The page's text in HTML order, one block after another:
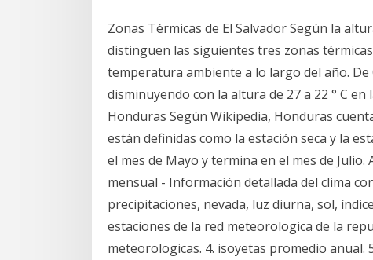
Zonas Térmicas de El Salvador Según la
distinguen las siguientes tres zonas
temperatura ambiente a lo largo del año.
disminuyendo con la altura de 27 a 22 ° C
Honduras Según Wikipedia, Honduras
están definidas como la estación seca y la
el mes de Mayo y termina en el mes de
mensual - Información detallada del clima
precipitaciones, nevada, luz diurna, sol,
estaciones de la red meteorologica de la
meteorologicas. 4. isoyetas promedio